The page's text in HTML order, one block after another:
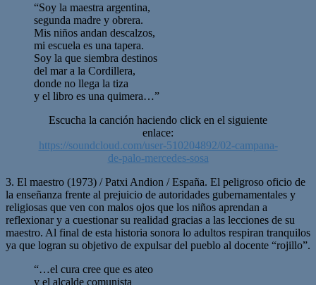
“Soy la maestra argentina,
segunda madre y obrera.
Mis niños andan descalzos,
mi escuela es una tapera.
Soy la que siembra destinos
del mar a la Cordillera,
donde no llega la tiza
y el libro es una quimera…”
Escucha la canción haciendo click en el siguiente
enlace:
https://soundcloud.com/user-510204892/02-campana-
de-palo-mercedes-sosa
3. El maestro (1973) / Patxi Andion / España. El peligroso oficio de
la enseñanza frente al prejuicio de autoridades gubernamentales y
religiosas que ven con malos ojos que los niños aprendan a
reflexionar y a cuestionar su realidad gracias a las lecciones de su
maestro. Al final de esta historia sonora lo adultos respiran tranquilos
ya que logran su objetivo de expulsar del pueblo al docente “rojillo”.
“…el cura cree que es ateo
y el alcalde comunista